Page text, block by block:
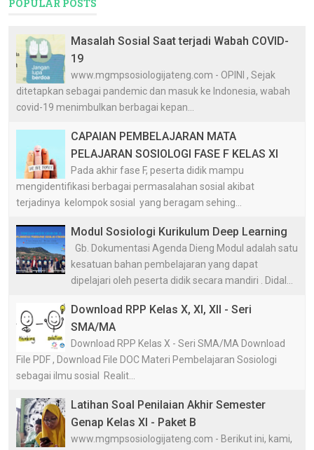
POPULAR POSTS
Masalah Sosial Saat terjadi Wabah COVID-
19
www.mgmpsosiologijateng.com - OPINI , Sejak
ditetapkan sebagai pandemic dan masuk ke Indonesia, wabah
covid-19 menimbulkan berbagai kepan...
CAPAIAN PEMBELAJARAN MATA
PELAJARAN SOSIOLOGI FASE F KELAS XI
Pada akhir fase F, peserta didik mampu
mengidentifikasi berbagai permasalahan sosial akibat
terjadinya kelompok sosial yang beragam sehing...
Modul Sosiologi Kurikulum Deep Learning
Gb. Dokumentasi Agenda Dieng Modul adalah satu
kesatuan bahan pembelajaran yang dapat
dipelajari oleh peserta didik secara mandiri . Didal...
Download RPP Kelas X, XI, XII - Seri
SMA/MA
Download RPP Kelas X - Seri SMA/MA Download
File PDF , Download File DOC Materi Pembelajaran Sosiologi
sebagai ilmu sosial Realit...
Latihan Soal Penilaian Akhir Semester
Genap Kelas XI - Paket B
www.mgmpsosiologijateng.com - Berikut ini, kami,